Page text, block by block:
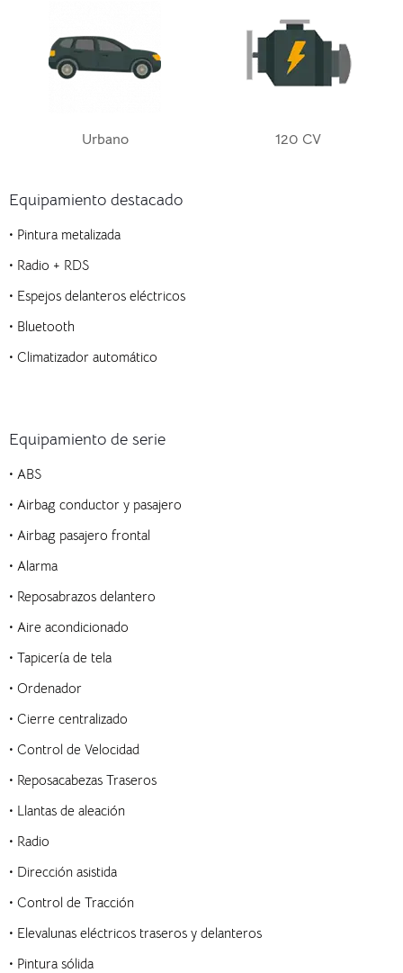
Urbano 120 CV
Equipamiento destacado
• Pintura metalizada
• Radio + RDS
• Espejos delanteros eléctricos
• Bluetooth
• Climatizador automático
Equipamiento de serie
• ABS
• Airbag conductor y pasajero
• Airbag pasajero frontal
• Alarma
• Reposabrazos delantero
• Aire acondicionado
• Tapicería de tela
• Ordenador
• Cierre centralizado
• Control de Velocidad
• Reposacabezas Traseros
• Llantas de aleación
• Radio
• Dirección asistida
• Control de Tracción
• Elevalunas eléctricos traseros y delanteros
• Pintura sólida